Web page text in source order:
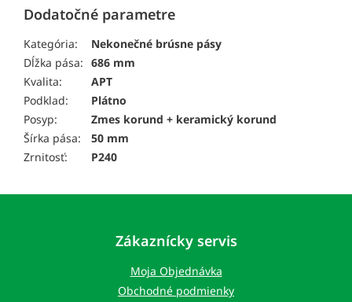
Dodatočné parametre
Kategória:
Nekonečné brúsne pásy
Dĺžka pása: 686 mm
Kvalita:
APT
Podklad:
Plátno
Posyp:
Zmes korund + keramický korund
Šírka pása:
50 mm
Zrnitosť:
P240
Zákaznícky servis
Moja Objednávka
Obchodné podmienky